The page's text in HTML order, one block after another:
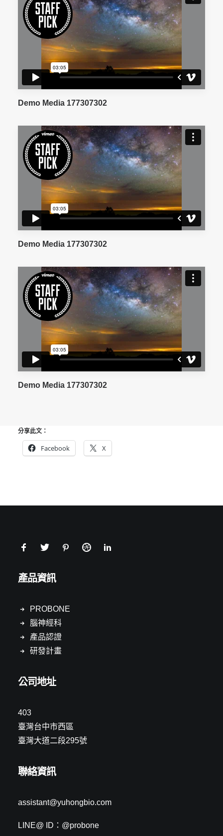
Demo Media 177307302
Demo Media 177307302
Demo Media 177307302
分享此文：
Facebook X
產品資訊
PROBONE
腦神經科
產品認證
研發計畫
公司地址
403
臺灣台中市西區
臺灣大道二段295號
聯絡資訊
assistant@yuhongbio.com
LINE@ ID：@probone